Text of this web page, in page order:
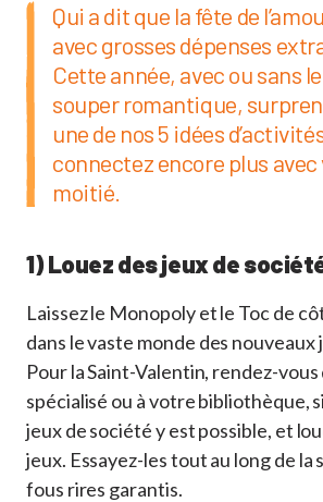
Qui a dit que la fête de
avec grosses dépenses
Cette année, avec ou sans
souper romantique,
une de nos 5 idées
connectez encore plus
moitié.
1) Louez des jeux de
Laissez le Monopoly et le Toc de
dans le vaste monde des
Pour la Saint-Valentin, rendez-vous
spécialisé ou à votre bibliothèque,
jeux de société y est possible, et
jeux. Essayez-les tout au long de la
fous rires garantis.